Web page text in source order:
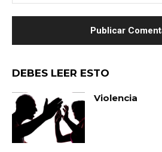
DEBES LEER ESTO
Violencia